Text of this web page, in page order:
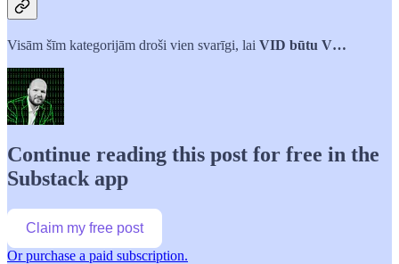
Visām šīm kategorijām droši vien svarīgi, lai VID būtu V…
Continue reading this post for free in the
Substack app
Claim my free post
Or purchase a paid subscription.